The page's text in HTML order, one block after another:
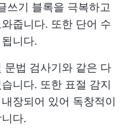
쓰기 블록을 극복하고
줍니다. 또한 단어 수
니다.
문법 검사기와 같은 다
니다. 또한 표절 감지
장되어 있어 독창적이
다.